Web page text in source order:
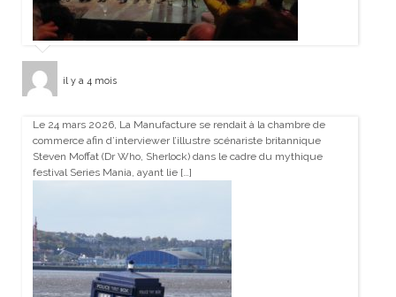
il y a 4 mois
Le 24 mars 2026, La Manufacture se rendait à la chambre de
commerce afin d’interviewer l’illustre scénariste britannique
Steven Moffat (Dr Who, Sherlock) dans le cadre du mythique
festival Series Mania, ayant lie […]